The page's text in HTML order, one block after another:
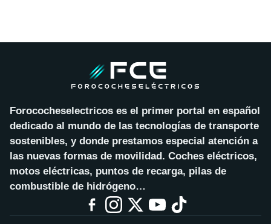
Forococheselectricos es el primer portal en español
dedicado al mundo de las tecnologías de transporte
sostenibles, y donde prestamos especial atención a
las nuevas formas de movilidad. Coches eléctricos,
motos eléctricas, puntos de recarga, pilas de
combustible de hidrógeno…